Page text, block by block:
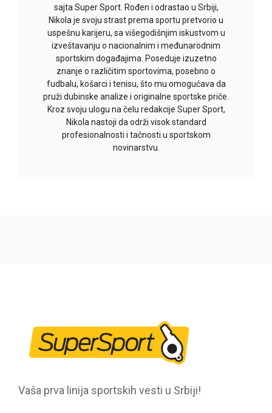
sajta Super Sport. Rođen i odrastao u Srbiji,
Nikola je svoju strast prema sportu pretvorio u
uspešnu karijeru, sa višegodišnjim iskustvom u
izveštavanju o nacionalnim i međunarodnim
sportskim događajima. Poseduje izuzetno
znanje o različitim sportovima, posebno o
fudbalu, košarci i tenisu, što mu omogućava da
pruži dubinske analize i originalne sportske priče.
Kroz svoju ulogu na čelu redakcije Super Sport,
Nikola nastoji da održi visok standard
profesionalnosti i tačnosti u sportskom
novinarstvu.
Vaša prva linija sportskih vesti u Srbiji!